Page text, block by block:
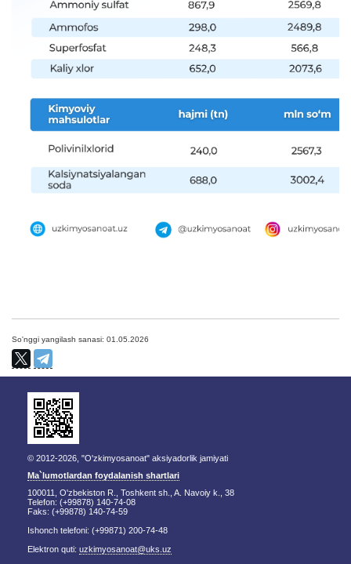
So'nggi yangilash sanasi: 01.05.2026
© 2012-2026, "O'zkimyosanoat" aksiyadorlik jamiyati
Ma`lumotlardan foydalanish shartlari
100011, O'zbekiston R., Toshkent sh., A. Navoiy k., 38
Telefon: (+99878) 140-74-08
Faks: (+99878) 140-74-59
Ishonch telefoni: (+99871) 200-74-48
Elektron quti: uzkimyosanoat@uks.uz